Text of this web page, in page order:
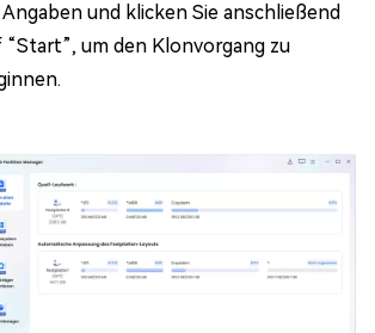
Angaben und klicken Sie anschließend
“Start”, um den Klonvorgang zu